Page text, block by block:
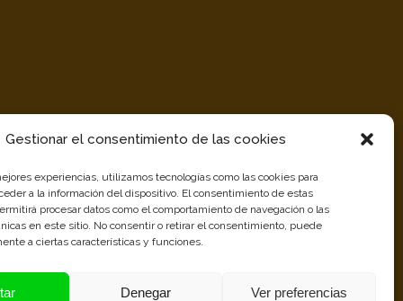
Gestionar el consentimiento de las cookies
experiencias, utilizamos tecnologías como las cookies para
a la información del dispositivo. El consentimiento de estas
procesar datos como el comportamiento de navegación o las
en este sitio. No consentir o retirar el consentimiento, puede
a ciertas características y funciones.
Denegar Ver preferencias